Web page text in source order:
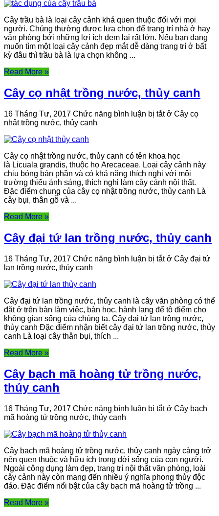
Cây trầu bà là loại cây cảnh khá quen thuộc đối với mọi
người. Chúng thường được lựa chọn để trang trí nhà ở hay
văn phòng bởi những lợi ích đem lại rất lớn. Nếu bạn đang
muốn tìm một loại cây cảnh đẹp mắt dễ dàng trang trí ở bất
kỳ đâu thì trầu bà là lựa chọn không ...
Read More »
Cây cọ nhật trồng nước, thủy canh
16 Tháng Tư, 2017 Chức năng bình luận bị tắtở Cây cọ
nhật trồng nước, thủy canh
Cây cọ nhật trồng nước, thủy canh có tên khoa học
là Licuala grandis, thuộc họ Arecaceae. Loại cây cảnh này
chịu bóng bán phần và có khả năng thích nghi với môi
trường thiếu ánh sáng, thích nghi làm cây cảnh nội thất.
Đặc điểm chung của cây cọ nhật trồng nước, thủy canh Là
cây bụi, thân gỗ và ...
Read More »
Cây đại tứ lan trồng nước, thủy canh
16 Tháng Tư, 2017 Chức năng bình luận bị tắtở Cây đại tứ
lan trồng nước, thủy canh
Cây đại tứ lan trồng nước, thủy canh là cây văn phòng có thể
đặt ở trên bàn làm việc, bàn học, hành lang để tô điểm cho
không gian sống của chúng ta. Cây đại tứ lan trồng nước,
thủy canh Đặc điểm nhận biết cây đại tứ lan trồng nước, thủy
canh Là loại cây thân bụi, thích ...
Read More »
Cây bạch mã hoàng tử trồng nước,
thủy canh
16 Tháng Tư, 2017 Chức năng bình luận bị tắtở Cây bạch
mã hoàng tử trồng nước, thủy canh
Cây bạch mã hoàng tử trồng nước, thủy canh ngày càng trở
nên quen thuộc và hữu ích trong đời sống của con người.
Ngoài công dụng làm đẹp, trang trí nội thất văn phòng, loài
cây cảnh này còn mang đến nhiều ý nghĩa phong thủy độc
đáo. Đặc điểm nổi bật của cây bạch mã hoàng tử trồng ...
Read More »